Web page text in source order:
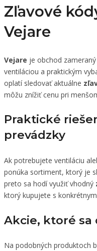
Zľavové
Vejare
Vejare je obchod
ventiláciou a praktickým
oplatí sledovať aktuálne
môžu znížiť cenu pri
Praktické
prevádzky
Ak potrebujete ventiláciu
ponúka sortiment, ktorý je
preto sa hodí využiť vhodný
ktorý kupujete s
Akcie, ktoré
Na podobných produktoch